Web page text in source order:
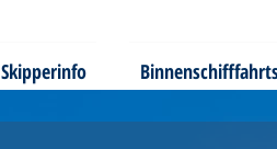
Skipperinfo